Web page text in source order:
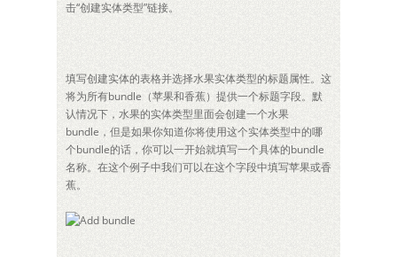
击“创建实体类型”链接。
填写创建实体的表格并选择水果实体类型的标题属性。这
将为所有bundle（苹果和香蕉）提供一个标题字段。默
认情况下，水果的实体类型里面会创建一个水果
bundle，但是如果你知道你将使用这个实体类型中的哪
个bundle的话，你可以一开始就填写一个具体的bundle
名称。在这个例子中我们可以在这个字段中填写苹果或香
蕉。